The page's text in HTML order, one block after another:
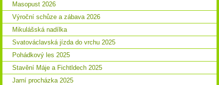
Masopust 2026
Výroční schůze a zábava 2026
Mikulášská nadílka
Svatováclavská jízda do vrchu 2025
Pohádkový les 2025
Stavění Máje a Fichtldech 2025
Jarní procházka 2025